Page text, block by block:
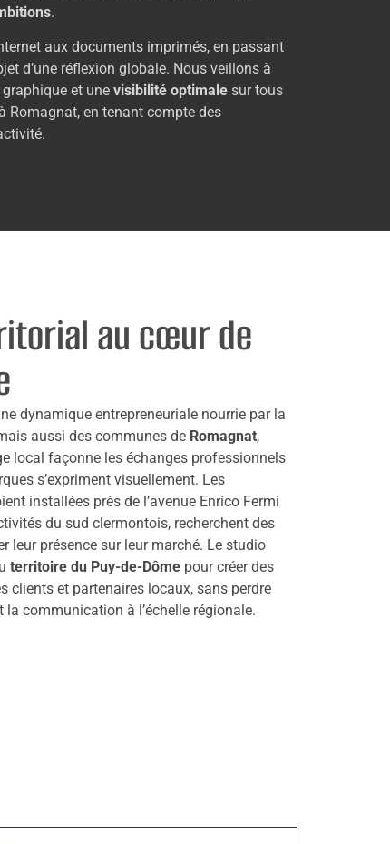
.
aux documents imprimés, en passant
d’une réflexion globale. Nous veillons à
et une visibilité optimale sur tous
Romagnat, en tenant compte des
au cœur de
dynamique entrepreneuriale nourrie par la
aussi des communes de Romagnat,
local façonne les échanges professionnels
s’expriment visuellement. Les
installées près de l’avenue Enrico Fermi
du sud clermontois, recherchent des
leur présence sur leur marché. Le studio
territoire du Puy-de-Dôme pour créer des
clients et partenaires locaux, sans perdre
la communication à l’échelle régionale.